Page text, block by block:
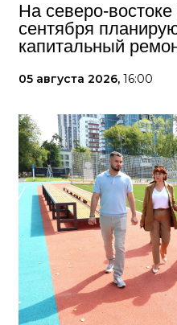
На северо-
сентября
капитальный
05 августа 2026, 16:00